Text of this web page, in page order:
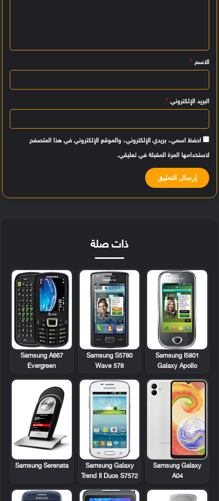
ي
ق
الاسم *
البريد الإلكتروني *
احفظ اسمي، بريدي الإلكتروني، والموقع الإلكتروني في هذا المتصفح
لاستخدامها المرة المقبلة في تعليقي.
ذات صلة
Samsung I5801
Galaxy Apollo
Samsung S5780
Wave 578
Samsung A667
Evergreen
Samsung Galaxy
A04
Samsung Galaxy
Trend II Duos S7572
Samsung Serenata